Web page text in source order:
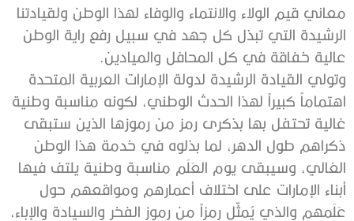
معاني قيم الولاء والانتماء والوفاء لهذا الوطن ولقيادتنا
الرشيدة التي تبذل كل جهد في سبيل رفع راية الوطن
عالية خفاقة في كل المحافل والميادين.
وتولي القيادة الرشيدة لدولة الإمارات العربية المتحدة
اهتماماً كبيراً لهذا الحدث الوطني، لكونه مناسبة وطنية
غالية تحتفل بها بذكرى رمز من رموزها الذين ستبقى
ذكراهم طول الدهر، لما بذلوه في خدمة هذا الوطن
الغالي، وسيبقى يوم العَلَم مناسبة وطنية يلتف فيها
أبناء الإمارات على اختلاف أعمارهم ومواقعهم حول
عَلَمهم والذي يُمثّل رمزاً من رموز الفخر والسيادة والإباء،